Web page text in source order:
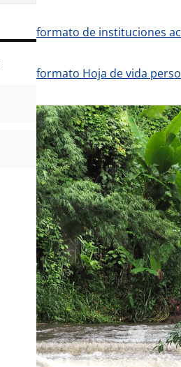
formato de instituciones
formato Hoja de vida